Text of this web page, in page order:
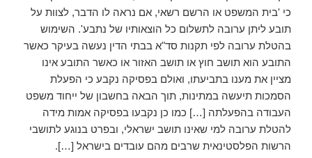
כי 'בית המשפט או הרשם רשאי, אם נראה לו הדבר, לצוות על
תובע ליתן ערובה לתשלום כל הוצאותיו של נתבע'. השימוש
בהטלת ערובה לפי תקנות סד"א בבתי הדין נעשה בעיקר כאשר
התובע הוא תושב חוץ או תושב האזור או כאשר התובע אינו
מציין את מענו בתביעתו, ואולם בפסיקה נקבע כי הפעלת
הסמכות תיעשה במתינות, תוך הבאה בחשבון של ייחוד משפט
העבודה בהפעלתה […] כמו כן נקבעו בפסיקה אמות מידה
להטלת ערובה למי שאינו תושב ישראלי, ובפרט בנוגע לתושבי
הרשות הפלסטינאית שרבים מהם עובדים בישראל […].